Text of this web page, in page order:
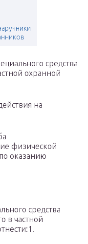
средства
охранной
на
физической
оказанию
средства
в частной